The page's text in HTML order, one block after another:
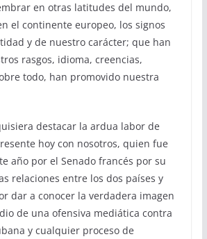
en otras latitudes del mundo,
el continente europeo, los signos
y de nuestro carácter; que han
rasgos, idioma, creencias,
todo, han promovido nuestra
destacar la ardua labor de
hoy con nosotros, quien fue
año por el Senado francés por su
relaciones entre los dos países y
dar a conocer la verdadera imagen
de una ofensiva mediática contra
y cualquier proceso de